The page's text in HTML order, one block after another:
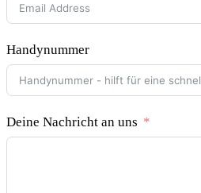
Handynummer
Deine Nachricht an uns